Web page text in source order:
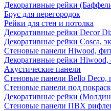
Декоративные рейки
Брус для перегородок
Рейки для стен и потолка
Декоративные рейки Decor
Декоративные рейки Cosca,
Стеновые панели Hiwood,
Декоративные рейки
Акустические панели
Стеновые панели Bello Deco,
Стеновые панели под
Декоративные рейки
Стеновые панели ПВХ